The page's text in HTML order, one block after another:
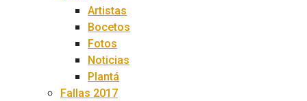
Artistas
Bocetos
Fotos
Noticias
Plantá
Fallas 2017